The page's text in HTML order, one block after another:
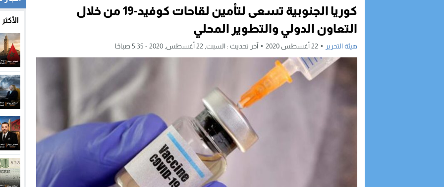
كوريا الجنوبية تسعى لتأمين لقاحات كوفيد-19 من خلال
التعاون الدولي والتطوير المحلي
هيئة التحرير 22 أغسطس 2020 آخر تحديث : السبت, 22 أغسطس, 2020 - 5:35 صباحًا